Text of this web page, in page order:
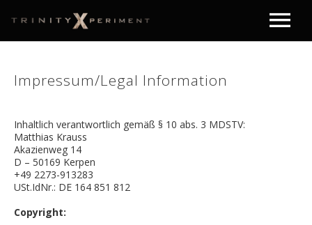
Impressum/Legal Information
Inhaltlich verantwortlich gemäß § 10 abs. 3 MDSTV:
Matthias Krauss
Akazienweg 14
D – 50169 Kerpen
+49 2273-913283
USt.IdNr.: DE 164 851 812
Copyright: